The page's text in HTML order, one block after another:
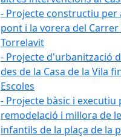
- Projecte constructiu per
pont i la vorera del Carrer
Torrelavit
- Projecte d'urbanització
des de la Casa de la Vila
Escoles
- Projecte bàsic i executiu
remodelació i millora de
infantils de la plaça de la